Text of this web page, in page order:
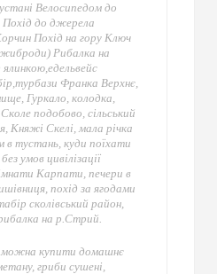
Велосипедом до
Похід до джерела
Похід на гору Ключ
Рибалка на
Франка Верхнє,
Гуркало, колодка,
подобово, сільський
Княжі Скелі, мала річка
в тустань, куди поїхати
умов цивілізації
Карпати, печери в
похід за ягодами
сколівський район,
на р.Стрий.
можна купити домашнє
гриби сушені,